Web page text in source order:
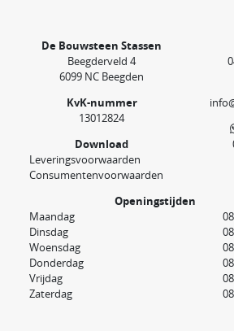
De Bouwsteen Stassen
Beegderveld 4
6099 NC Beegden
KvK-nummer
13012824
Download
Leveringsvoorwaarden
Consumentenvoorwaarden
Openingstijden
Maandag
Dinsdag
Woensdag
Donderdag
Vrijdag
Zaterdag